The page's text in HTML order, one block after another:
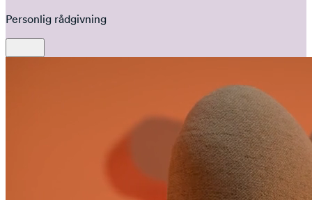
Personlig rådgivning